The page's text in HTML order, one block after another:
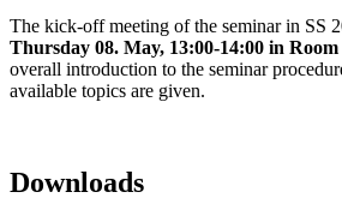
The kick-off meeting of the seminar in SS
Thursday 08. May, 13:00-14:00 in Room
overall introduction to the seminar
available topics are given.
Downloads